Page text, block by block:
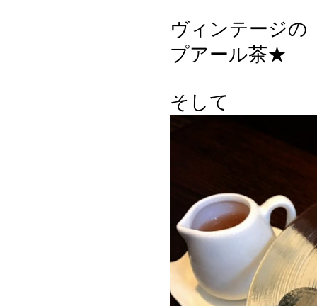
ヴィンテージの
プアール茶★
そして